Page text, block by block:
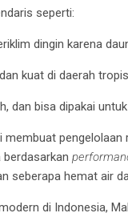
seperti:
dingin karena
kuat di daerah
dan bisa dipakai
berdasarkan
seberapa hemat air
di Indonesia,